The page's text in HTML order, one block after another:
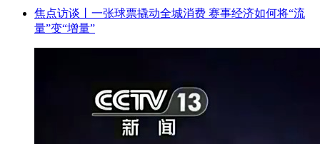
焦点访谈丨一张球票撬动全城消费 赛事经济如何将“流
量”变“增量”